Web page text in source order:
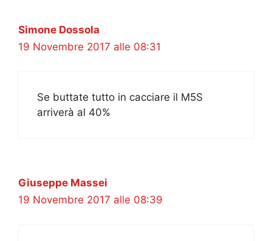
Simone Dossola
19 Novembre 2017 alle 08:31
Se buttate tutto in cacciare il M5S
arriverà al 40%
Giuseppe Massei
19 Novembre 2017 alle 08:39